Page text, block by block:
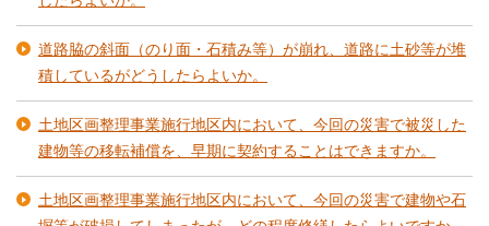
道路脇の斜面（のり面・石積み等）が崩れ、道路に土砂等が堆
積しているがどうしたらよいか。
土地区画整理事業施行地区内において、今回の災害で被災した
建物等の移転補償を、早期に契約することはできますか。
土地区画整理事業施行地区内において、今回の災害で建物や石